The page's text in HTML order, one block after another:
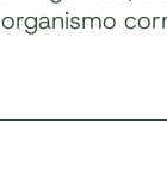
organismo